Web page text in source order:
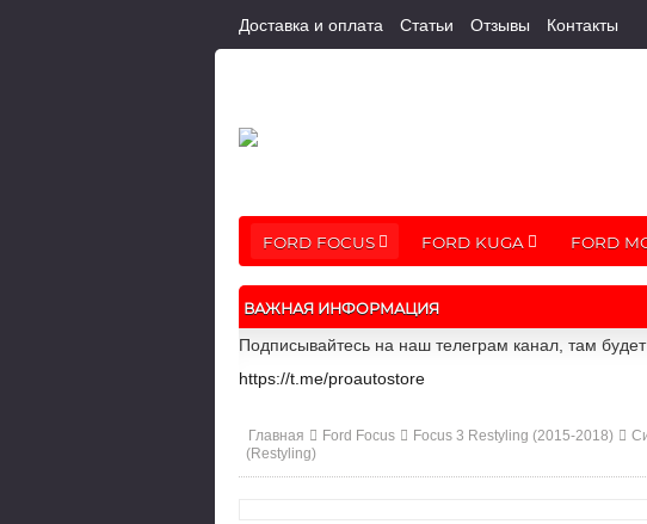
Доставка и оплата Статьи Отзывы Контакты
FORD FOCUS FORD KUGA FORD
ВАЖНАЯ ИНФОРМАЦИЯ
Подписывайтесь на наш телеграм канал, там
https://t.me/proautostore
Главная Ford Focus Focus 3 Restyling (2015-2018)
(Restyling)